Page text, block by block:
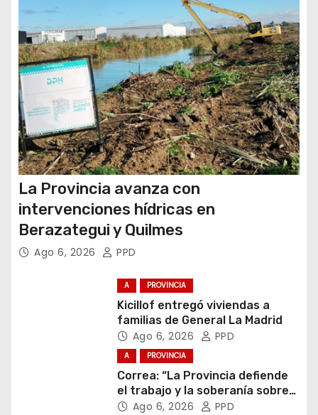
d
a
s
La Provincia avanza con
intervenciones hídricas en
Berazategui y Quilmes
Ago 6, 2026 PPD
A PROVINCIA
Kicillof entregó viviendas a
familias de General La Madrid
Ago 6, 2026 PPD
A PROVINCIA
Correa: “La Provincia defiende
el trabajo y la soberanía sobre
puertos y ríos”
Ago 6, 2026 PPD